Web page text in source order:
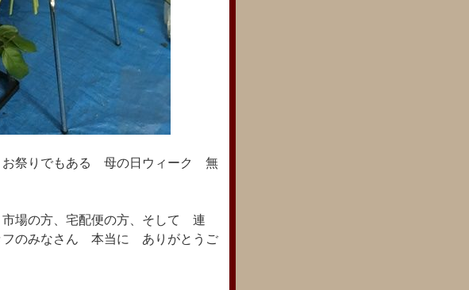
祭りでもある 母の日ウィーク 無
市場の方、宅配便の方、そして 連
のみなさん 本当に ありがとうご